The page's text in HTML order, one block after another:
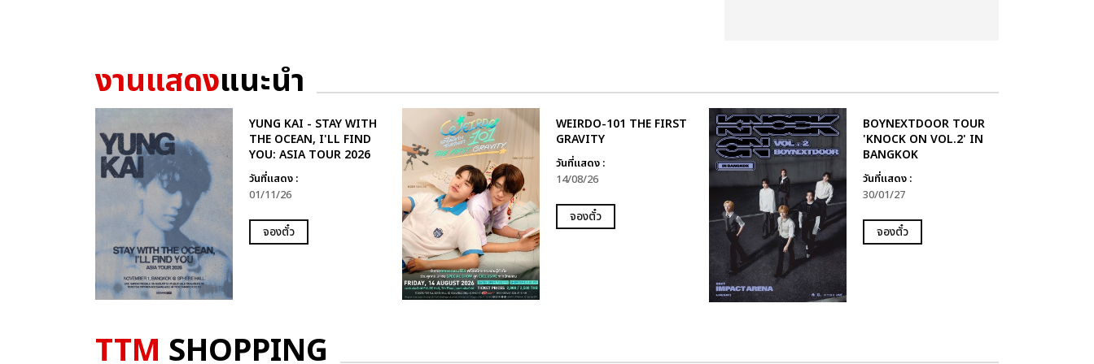
งานแสดงแนะนำ
YUNG KAI - STAY WITH
THE OCEAN, I'LL FIND
YOU: ASIA TOUR 2026
วันที่แสดง :
01/11/26
จองตั๋ว
WEIRDO-101 THE FIRST
GRAVITY
วันที่แสดง :
14/08/26
จองตั๋ว
BOYNEXTDOOR TOUR
'KNOCK ON VOL.2' IN
BANGKOK
วันที่แสดง :
30/01/27
จองตั๋ว
TTM SHOPPING